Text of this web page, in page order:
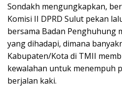
Sondakh mengungkapkan,
Komisi II DPRD Sulut pekan
bersama Badan Penghuhung
yang dihadapi, dimana
Kabupaten/Kota di TMII
kewalahan untuk menempuh
berjalan kaki.